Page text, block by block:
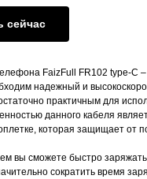
сейчас
FaizFull FR102 type-C
надежный и
практичным для
данного кабеля
которая защищает от
вы сможете быстро
сократить время